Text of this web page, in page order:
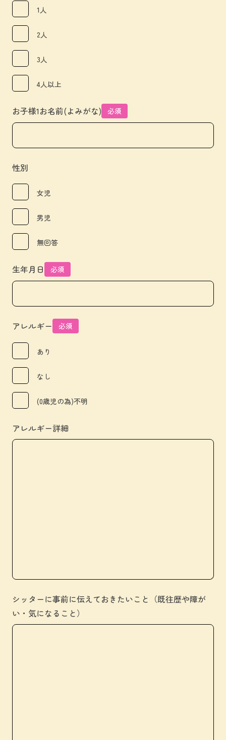
1人
2人
3人
4人以上
お子様1お名前(よみがな) 必須
性別
女児
男児
無回答
生年月日 必須
アレルギー 必須
あり
なし
(0歳児の為)不明
アレルギー詳細
シッターに事前に伝えておきたいこと（既往歴や障が
い・気になること）